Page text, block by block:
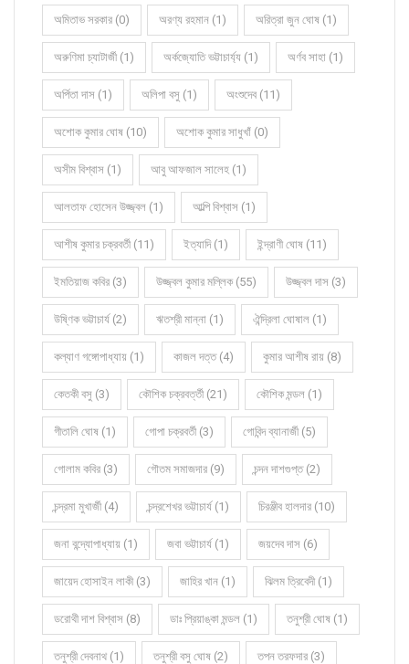
অমিতাভ সরকার (0) অরণ্য রহমান (1) অরিত্রা জুন ঘোষ (1)
অরুণিমা চ্যাটার্জী (1) অর্কজ্যোতি ভট্টাচার্য্য (1) অর্ণব সাহা (1)
অর্পিতা দাস (1) অলিপা বসু (1) অংশুদেব (11)
অশোক কুমার ঘোষ (10) অশোক কুমার সাধুখাঁ (0)
অসীম বিশ্বাস (1) আবু আফজাল সালেহ (1)
আলতাফ হোসেন উজ্জ্বল (1) আল্পি বিশ্বাস (1)
আশীষ কুমার চক্রবর্তী (11) ইত্যাদি (1) ইন্দ্রাণী ঘোষ (11)
ইমতিয়াজ কবির (3) উজ্জ্বল কুমার মল্লিক (55) উজ্জ্বল দাস (3)
উষ্ণিক ভট্টাচার্য (2) ঋতশ্রী মান্না (1) ঐন্দ্রিলা ঘোষাল (1)
কল্যাণ গঙ্গোপাধ্যায় (1) কাজল দত্ত (4) কুমার আশীষ রায় (8)
কেতকী বসু (3) কৌশিক চক্রবর্ত্তী (21) কৌশিক মন্ডল (1)
গীতালি ঘোষ (1) গোপা চক্রবর্তী (3) গোবিন্দ ব্যানার্জী (5)
গোলাম কবির (3) গৌতম সমাজদার (9) চন্দন দাশগুপ্ত (2)
চন্দ্রমা মুখার্জী (4) চন্দ্রশেখর ভট্টাচার্য (1) চিরঞ্জীব হালদার (10)
জনা বন্দ্যোপাধ্যায় (1) জবা ভট্টাচার্য (1) জয়দেব দাস (6)
জায়েদ হোসাইন লাকী (3) জাহির খান (1) ঝিলম ত্রিবেদী (1)
ডরোথী দাশ বিশ্বাস (8) ডাঃ প্রিয়াঙ্কা মন্ডল (1) তনুশ্রী ঘোষ (1)
তনুশ্রী দেবনাথ (1) তনুশ্রী বসু ঘোষ (2) তপন তরফদার (3)